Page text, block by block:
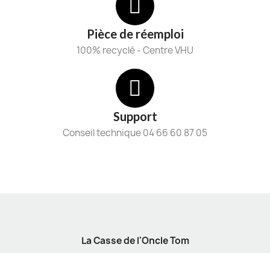
Pièce de réemploi
100% recyclé - Centre VHU
Support
Conseil technique 04 66 60 87 05
La Casse de l'Oncle Tom